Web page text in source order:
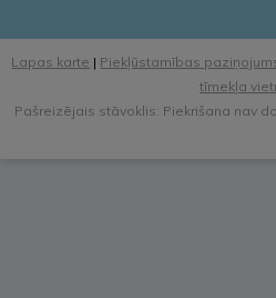
Lapas karte | Piekļūstamības
tīmekļa
Pašreizējais stāvoklis: Piekrišana nav